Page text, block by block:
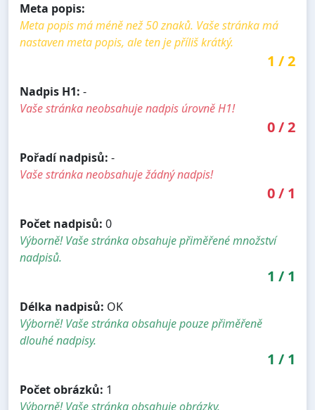
Meta popis:
Meta popis má méně než 50 znaků. Vaše stránka má
nastaven meta popis, ale ten je příliš krátký.
1 /2
Nadpis H1: -
Vaše stránka neobsahuje nadpis úrovně H1!
0/2
Pořadí nadpisů: -
Vaše stránka neobsahuje žádný nadpis!
0/ 1
Počet nadpisů: 0
Výborně! Vaše stránka obsahuje přiměřené množství
nadpisů.
1 / 1
Délka nadpisů: OK
Výborně! Vaše stránka obsahuje pouze přiměřeně
dlouhé nadpisy.
1 / 1
Počet obrázků: 1
Výborně! Vaše stránka obsahuje obrázky.